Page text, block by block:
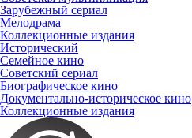
Зарубежный сериал
Мелодрама
Коллекционные издания
Исторический
Семейное кино
Советский сериал
Биографическое кино
Документально-историческое кино
Коллекционные издания